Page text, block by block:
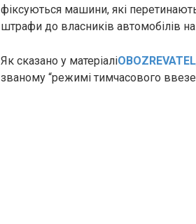
фіксуються машини, які
штрафи до власників автомобілів
Як сказано у матеріаліOBOZREVATEL
званому “режимі тимчасового